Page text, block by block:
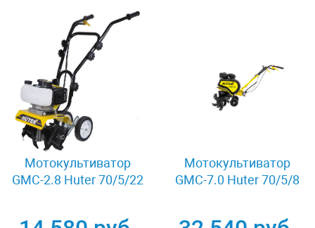
Мотокультиватор
GMC-2.8 Huter 70/5/22
Мотокультиватор
GMC-7.0 Huter 70/5/8